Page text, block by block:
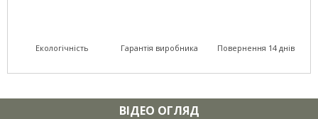
Екологічність Гарантія виробника Повернення 14 днів
ВІДЕО ОГЛЯД